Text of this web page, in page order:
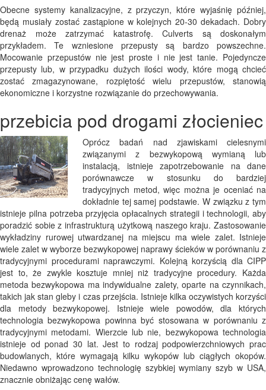
Obecne systemy kanalizacyjne, z przyczyn, które wyjaśnię później,
będą musiały zostać zastąpione w kolejnych 20-30 dekadach. Dobry
drenaż może zatrzymać katastrofę. Culverts są doskonałym
przykładem. Te wzniesione przepusty są bardzo powszechne.
Mocowanie przepustów nie jest proste i nie jest tanie. Pojedyncze
przepusty lub, w przypadku dużych ilości wody, które mogą chcieć
zostać zmagazynowane, rozpiętość wielu przepustów, stanowią
ekonomiczne i korzystne rozwiązanie do przechowywania.
przebicia pod drogami złocieniec
Oprócz badań nad zjawiskami cielesnymi
związanymi z bezwykopową wymianą lub
instalacją, istnieje zapotrzebowanie na dane
porównawcze w stosunku do bardziej
tradycyjnych metod, więc można je oceniać na
dokładnie tej samej podstawie. W związku z tym
istnieje pilna potrzeba przyjęcia opłacalnych strategii i technologii, aby
poradzić sobie z infrastrukturą użytkową naszego kraju. Zastosowanie
wykładziny rurowej utwardzanej na miejscu ma wiele zalet. Istnieje
wiele zalet w wyborze bezwykopowej naprawy ścieków w porównaniu z
tradycyjnymi procedurami naprawczymi. Kolejną korzyścią dla CIPP
jest to, że zwykle kosztuje mniej niż tradycyjne procedury. Każda
metoda bezwykopowa ma indywidualne zalety, oparte na czynnikach,
takich jak stan gleby i czas przejścia. Istnieje kilka oczywistych korzyści
dla metody bezwykopowej. Istnieje wiele powodów, dla których
technologia bezwykopowa powinna być stosowana w porównaniu z
tradycyjnymi metodami. Wierzcie lub nie, bezwykopowa technologia
istnieje od ponad 30 lat. Jest to rodzaj podpowierzchniowych prac
budowlanych, które wymagają kilku wykopów lub ciągłych okopów.
Niedawno wprowadzono technologię szybkiej wymiany szyb w USA,
znacznie obniżając cenę wałów.